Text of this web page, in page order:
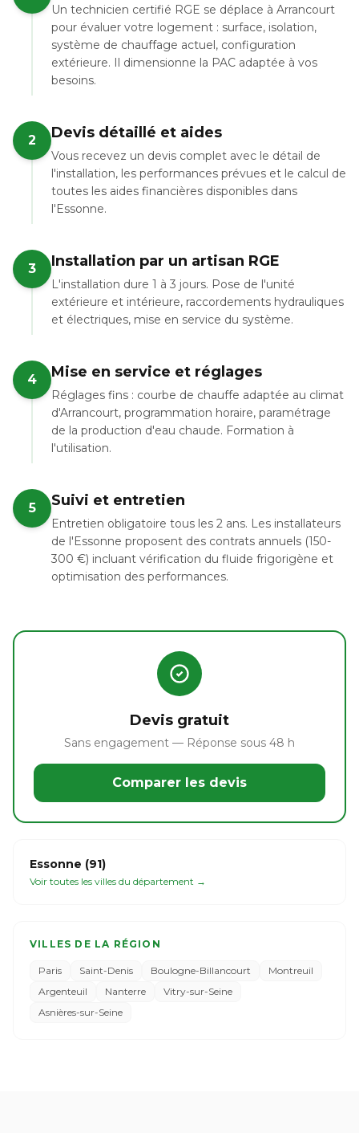
Un technicien certifié RGE se déplace à Arrancourt
pour évaluer votre logement : surface, isolation,
système de chauffage actuel, configuration
extérieure. Il dimensionne la PAC adaptée à vos
besoins.
2 Devis détaillé et aides
Vous recevez un devis complet avec le détail de
l'installation, les performances prévues et le calcul de
toutes les aides financières disponibles dans
l'Essonne.
3 Installation par un artisan RGE
L'installation dure 1 à 3 jours. Pose de l'unité
extérieure et intérieure, raccordements hydrauliques
et électriques, mise en service du système.
4 Mise en service et réglages
Réglages fins : courbe de chauffe adaptée au climat
d'Arrancourt, programmation horaire, paramétrage
de la production d'eau chaude. Formation à
l'utilisation.
5 Suivi et entretien
Entretien obligatoire tous les 2 ans. Les installateurs
de l'Essonne proposent des contrats annuels (150-
300 €) incluant vérification du fluide frigorigène et
optimisation des performances.
Devis gratuit
Sans engagement — Réponse sous 48 h
Comparer les devis
Essonne (91)
Voir toutes les villes du département →
VILLES DE LA RÉGION
Paris Saint-Denis Boulogne-Billancourt
Montreuil
Argenteuil
Nanterre
Vitry-sur-Seine
Asnières-sur-Seine